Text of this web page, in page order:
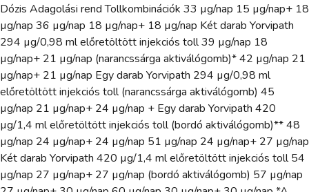
Dózis Adagolási rend Tollkombinációk 33 µg/nap 15 µg/nap+ 18
µg/nap 36 µg/nap 18 µg/nap+ 18 µg/nap Két darab Yorvipath
294 µg/0,98 ml előretöltött injekciós toll 39 µg/nap 18
µg/nap+ 21 µg/nap (narancssárga aktiválógomb)* 42 µg/nap 21
µg/nap+ 21 µg/nap Egy darab Yorvipath 294 µg/0,98 ml
előretöltött injekciós toll (narancssárga aktiválógomb) 45
µg/nap 21 µg/nap+ 24 µg/nap + Egy darab Yorvipath 420
µg/1,4 ml előretöltött injekciós toll (bordó aktiválógomb)** 48
µg/nap 24 µg/nap+ 24 µg/nap 51 µg/nap 24 µg/nap+ 27 µg/nap
Két darab Yorvipath 420 µg/1,4 ml előretöltött injekciós toll 54
µg/nap 27 µg/nap+ 27 µg/nap (bordó aktiválógomb) 57 µg/nap